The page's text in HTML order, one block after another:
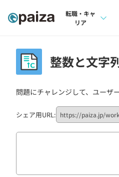
転職・キャ
リア
転職成功ガイド
転職エージェント
整数と文字
問題にチャレンジして、ユーザ
シェア用URL: